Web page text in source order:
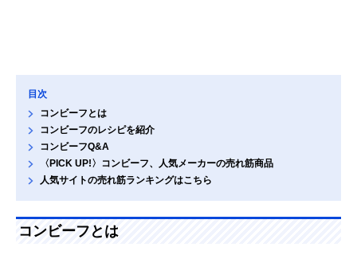
目次
コンビーフとは
コンビーフのレシピを紹介
コンビーフQ&A
〈PICK UP!〉コンビーフ、人気メーカーの売れ筋商品
人気サイトの売れ筋ランキングはこちら
コンビーフとは